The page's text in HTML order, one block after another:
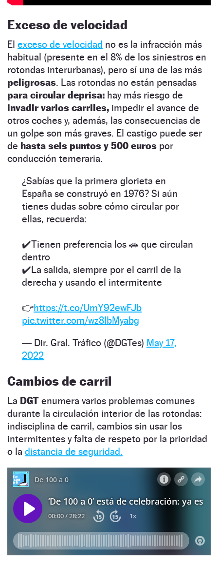
Exceso de velocidad
El exceso de velocidad no es la infracción más
habitual (presente en el 8% de los siniestros en
rotondas interurbanas), pero sí una de las más
peligrosas. Las rotondas no están pensadas
para circular deprisa: hay más riesgo de
invadir varios carriles, impedir el avance de
otros coches y, además, las consecuencias de
un golpe son más graves. El castigo puede ser
de hasta seis puntos y 500 euros por
conducción temeraria.
¿Sabías que la primera glorieta en
España se construyó en 1976? Si aún
tienes dudas sobre cómo circular por
ellas, recuerda:
✔️Tienen preferencia los 🚗 que circulan
dentro
✔️La salida, siempre por el carril de la
derecha y usando el intermitente
👉https://t.co/UmY92ewFJb
pic.twitter.com/wz8IbMyabg
— Dir. Gral. Tráfico (@DGTes) May 17,
2022
Cambios de carril
La DGT enumera varios problemas comunes
durante la circulación interior de las rotondas:
indisciplina de carril, cambios sin usar los
intermitentes y falta de respeto por la prioridad
o la distancia de seguridad.